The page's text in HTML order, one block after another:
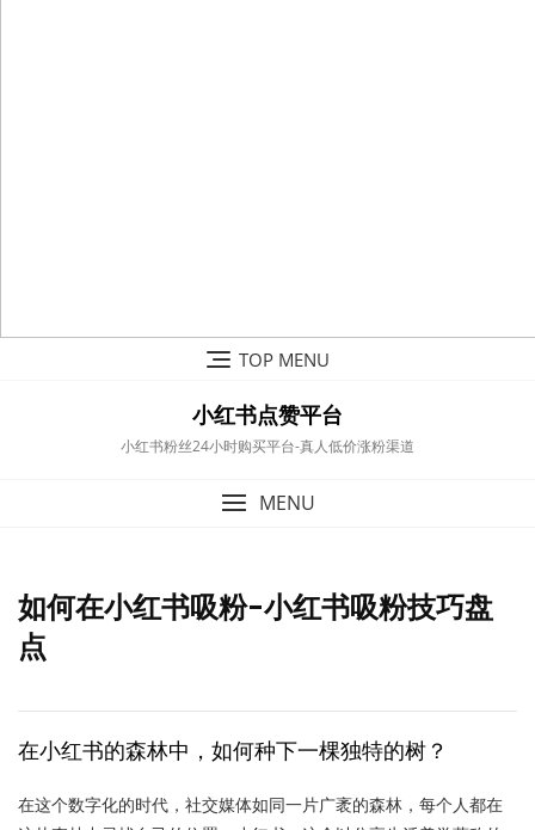
TOP MENU
小红书点赞平台
小红书粉丝24小时购买平台-真人低价涨粉渠道
MENU
如何在小红书吸粉-小红书吸粉技巧盘
点
在小红书的森林中，如何种下一棵独特的树？
在这个数字化的时代，社交媒体如同一片广袤的森林，每个人都在